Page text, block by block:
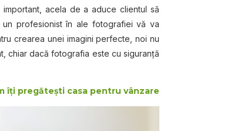
acela de a aduce clientul să
profesionist în ale fotografiei vă va
crearea unei imagini perfecte, noi nu
chiar dacă fotografia este cu siguranță
îţi pregăteşti casa pentru vânzare